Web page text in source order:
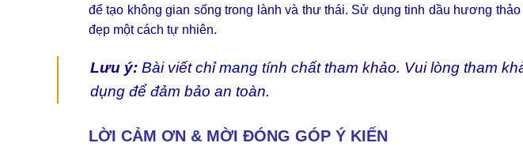
để tạo không gian sống trong lành và thư thái. Sử dụng tinh dầu hương
đẹp một cách tự nhiên.
Lưu ý: Bài viết chỉ mang tính chất tham khảo. Vui lòng tham
dụng để đảm bảo an toàn.
LỜI CẢM ƠN & MỜI ĐÓNG GÓP Ý KIẾN